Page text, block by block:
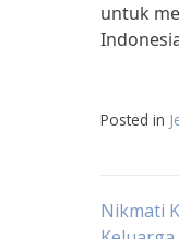
untuk
Posted in
Post
Nikmati